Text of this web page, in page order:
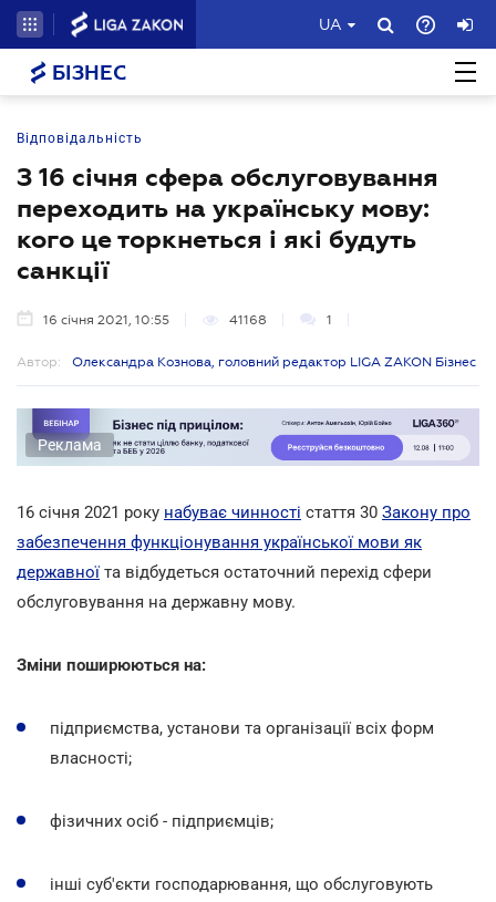
UA
БІЗНЕС
Відповідальність
З 16 січня сфера обслуговування
переходить на українську мову:
кого це торкнеться і які будуть
санкції
16 січня 2021, 10:55 41168 1
Автор: Олександра Кознова, головний редактор LIGA ZAKON Бізнес
Реклама
16 січня 2021 року набуває чинності стаття 30 Закону про
забезпечення функціонування української мови як
державної та відбудеться остаточний перехід сфери
обслуговування на державну мову.
Зміни поширюються на:
підприємства, установи та організації всіх форм
власності;
фізичних осіб - підприємців;
інші суб'єкти господарювання, що обслуговують